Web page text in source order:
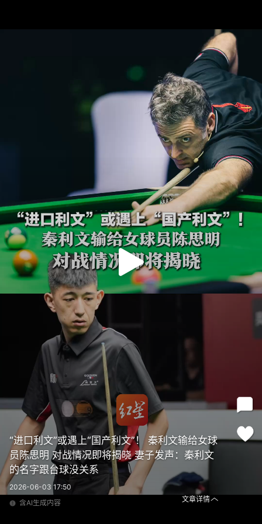
“进口利文”或遇上“国产利文”！ 秦利文输给女球
员陈思明 对战情况即将揭晓 妻子发声：秦利文
的名字跟台球没关系
2026-06-03 17:50
含AI生成内容
文章详情